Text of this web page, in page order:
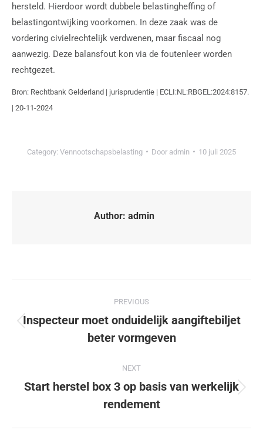
hersteld. Hierdoor wordt dubbele belastingheffing of
belastingontwijking voorkomen. In deze zaak was de
vordering civielrechtelijk verdwenen, maar fiscaal nog
aanwezig. Deze balansfout kon via de foutenleer worden
rechtgezet.
Bron: Rechtbank Gelderland | jurisprudentie | ECLI:NL:RBGEL:2024:8157.
| 20-11-2024
Category: Vennootschapsbelasting Door admin 10 juli 2025
Author: admin
PREVIOUS
Inspecteur moet onduidelijk aangiftebiljet
beter vormgeven
NEXT
Start herstel box 3 op basis van werkelijk
rendement